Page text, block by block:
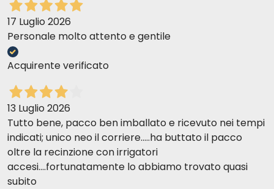
17 Luglio 2026
Personale molto attento e gentile
Acquirente verificato
13 Luglio 2026
Tutto bene, pacco ben imballato e ricevuto nei tempi
indicati; unico neo il corriere.....ha buttato il pacco
oltre la recinzione con irrigatori
accesi....fortunatamente lo abbiamo trovato quasi
subito